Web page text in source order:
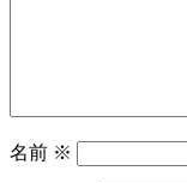
名前 ※